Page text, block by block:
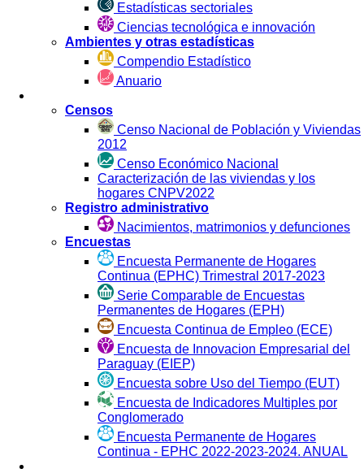
Estadísticas sectoriales
Ciencias tecnológica e innovación
Ambientes y otras estadísticas
Compendio Estadístico
Anuario
Censos
Censo Nacional de Población y Viviendas
2012
Censo Económico Nacional
Caracterización de las viviendas y los
hogares CNPV2022
Registro administrativo
Nacimientos, matrimonios y defunciones
Encuestas
Encuesta Permanente de Hogares
Continua (EPHC) Trimestral 2017-2023
Serie Comparable de Encuestas
Permanentes de Hogares (EPH)
Encuesta Continua de Empleo (ECE)
Encuesta de Innovacion Empresarial del
Paraguay (EIEP)
Encuesta sobre Uso del Tiempo (EUT)
Encuesta de Indicadores Multiples por
Conglomerado
Encuesta Permanente de Hogares
Continua - EPHC 2022-2023-2024. ANUAL